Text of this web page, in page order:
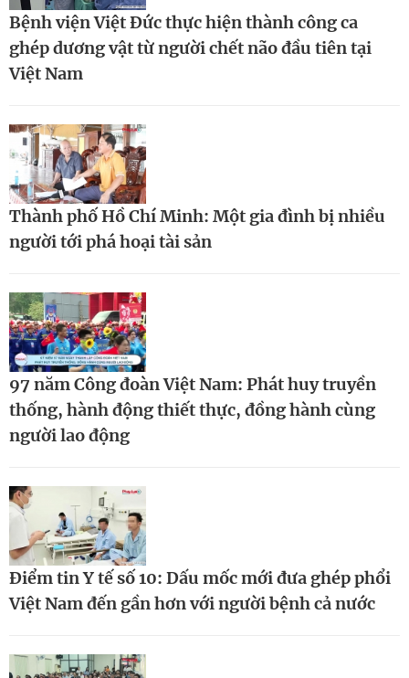
Bệnh viện Việt Đức thực hiện thành công ca
ghép dương vật từ người chết não đầu tiên tại
Việt Nam
Thành phố Hồ Chí Minh: Một gia đình bị nhiều
người tới phá hoại tài sản
97 năm Công đoàn Việt Nam: Phát huy truyền
thống, hành động thiết thực, đồng hành cùng
người lao động
Điểm tin Y tế số 10: Dấu mốc mới đưa ghép phổi
Việt Nam đến gần hơn với người bệnh cả nước